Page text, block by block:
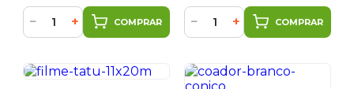
− + COMPRAR − + COMPRAR